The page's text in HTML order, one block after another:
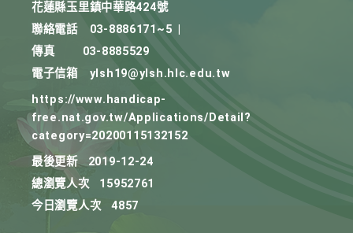
花蓮縣玉里鎮中華路424號
聯絡電話
03-8886171~5
傳真
03-8885529
電子信箱
ylsh19@ylsh.hlc.edu.tw
https://www.handicap-
free.nat.gov.tw/Applications/Detail?
category=20200115132152
最後更新
2019-12-24
總瀏覽人次
15952761
今日瀏覽人次
4857